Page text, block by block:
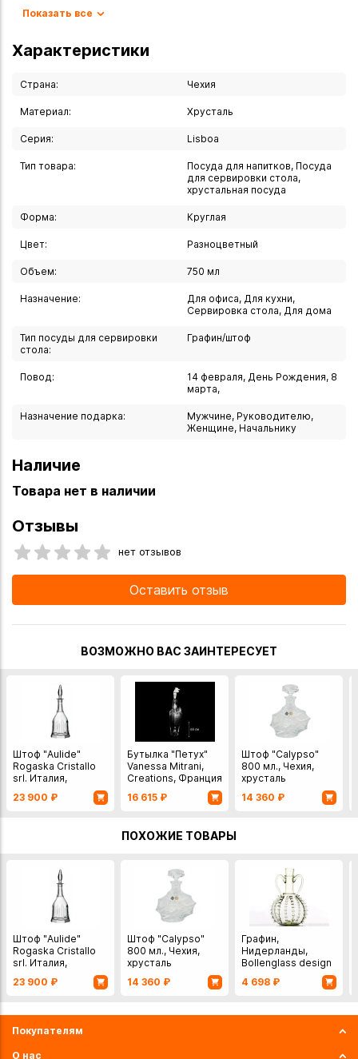
- Объём. 750 мл
- Материал. Хрусталь.
- Производитель. Bohemia Jihlava (Чехия).
- Тип. Штоф (графин для напитков).
- Цвет. Прозрачный с цветными шарами.
- Комплектация. Штоф с круглой пробкой.
Особенности
вид.
- Качество. Компания Bohemia Jihlava известна высоким
качеством хрусталя и ручным изготовлением изделий.
- Функциональность. Круглая пробка обеспечивает
плотное закрытие, предотвращая выветривание алкоголя
и попадание посторонних запахов.
Показать все
Характеристики
Страна: Чехия
Материал: Хрусталь
Серия: Lisboa
Тип товара:
Посуда для напитков, Посуда
для сервировки стола,
хрустальная посуда
Форма: Круглая
Цвет: Разноцветный
Объем: 750 мл
Назначение:
Для офиса, Для кухни,
Сервировка стола, Для дома
Тип посуды для сервировки
стола:
Графин/штоф
Повод:
14 февраля, День Рождения, 8
марта,
Назначение подарка:
Мужчине, Руководителю,
Женщине, Начальнику
Наличие
Товара нет в наличии
Отзывы
нет отзывов
Оставить отзыв
ВОЗМОЖНО ВАС ЗАИНТЕРЕСУЕТ
Штоф "Aulide"
Rogaska Cristallo
srl. Италия,
23 900 ₽
Бутылка "Петух"
Vanessa Mitrani,
Creations, Франция
16 615 ₽
Штоф "Calypso"
800 мл., Чехия,
хрусталь
14 360 ₽
ПОХОЖИЕ ТОВАРЫ
Штоф "Aulide"
Rogaska Cristallo
srl. Италия,
23 900 ₽
Штоф "Calypso"
800 мл., Чехия,
хрусталь
14 360 ₽
Графин,
Нидерланды,
Bollenglass design
4 698 ₽
Покупателям
О нас